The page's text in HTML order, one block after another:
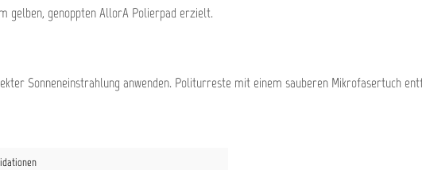
gelben, genoppten AllorA Polierpad erzielt.
Sonneneinstrahlung anwenden. Politurreste mit einem sauberen Mikrofasertuch